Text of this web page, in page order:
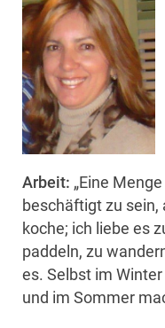
Arbeit: „Eine
beschäftigt zu sein,
koche; ich liebe es
paddeln, zu
es. Selbst im
und im Sommer